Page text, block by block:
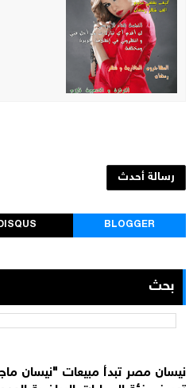
رسالة أحدث
BLOGGER
بحث
نيسان مصر تبدأ مبيعات "نيسان